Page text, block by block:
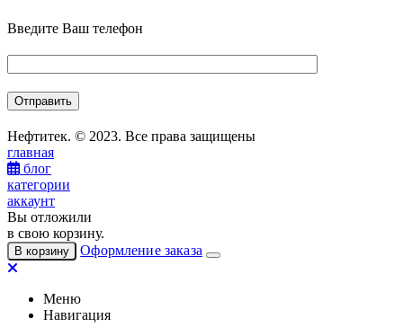
Введите Ваш телефон
Нефтитек. © 2023. Все права защищены
главная
блог
категории
аккаунт
Вы отложили
в свою корзину.
В корзину Оформление заказа
Меню
Навигация